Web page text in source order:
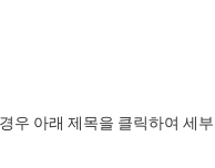
우 아래 제목을 클릭하여 세